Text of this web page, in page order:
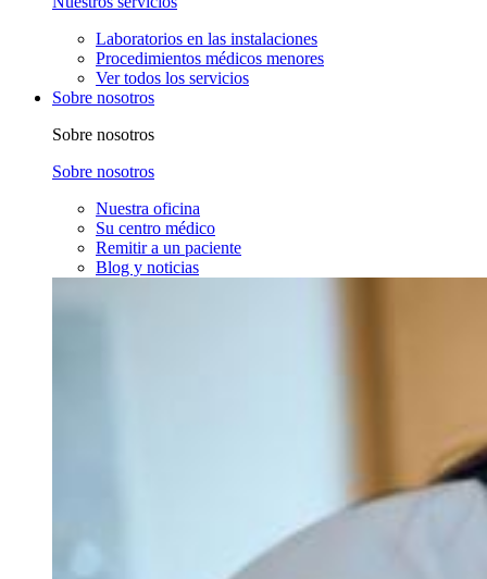
Laboratorios en las instalaciones
Procedimientos médicos menores
Ver todos los servicios
Sobre nosotros
Sobre nosotros
Sobre nosotros
Nuestra oficina
Su centro médico
Remitir a un paciente
Blog y noticias